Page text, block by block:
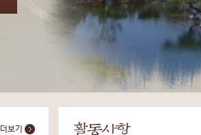
더보기